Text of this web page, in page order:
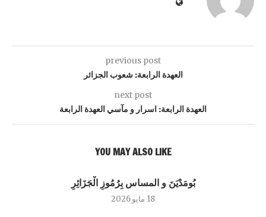
previous post
العهدة الرابعة: شعوب الجزائر
next post
العهدة الرابعة: اسرار و مآسي العهدة الرابعة
YOU MAY ALSO LIKE
بُومَدْيَنَ و المساس بِرُمُوزِ الْجَزَائِرِ
18 مايو 2026